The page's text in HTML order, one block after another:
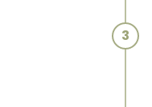
3